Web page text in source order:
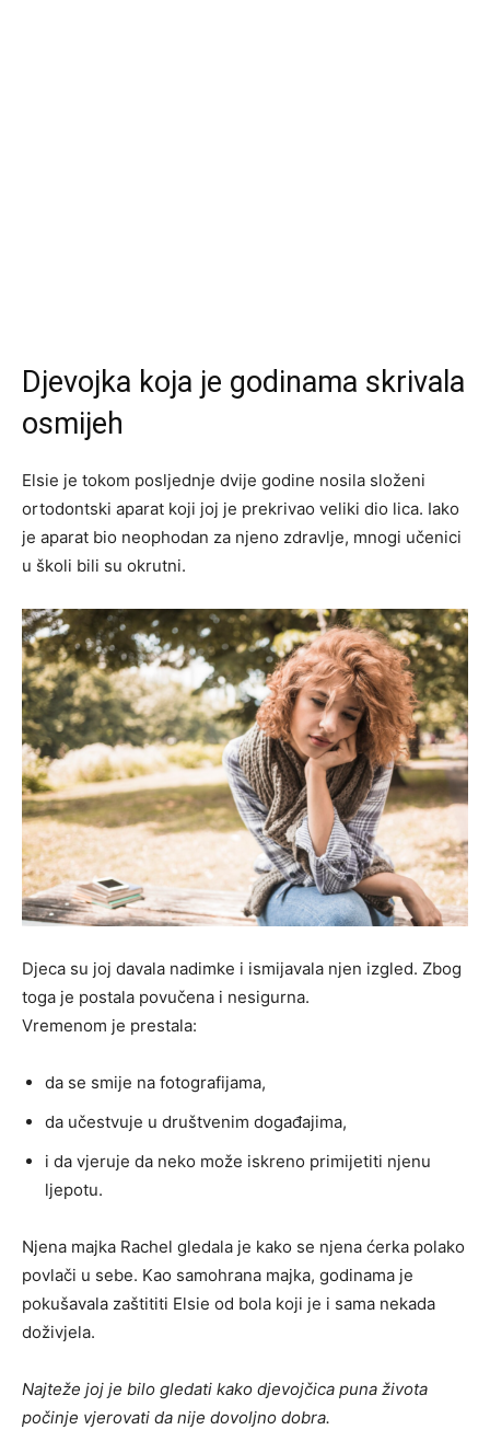
Djevojka koja je godinama skrivala
osmijeh
Elsie je tokom posljednje dvije godine nosila složeni
ortodontski aparat koji joj je prekrivao veliki dio lica. Iako
je aparat bio neophodan za njeno zdravlje, mnogi učenici
u školi bili su okrutni.
Djeca su joj davala nadimke i ismijavala njen izgled. Zbog
toga je postala povučena i nesigurna.
Vremenom je prestala:
da se smije na fotografijama,
da učestvuje u društvenim događajima,
i da vjeruje da neko može iskreno primijetiti njenu
ljepotu.
Njena majka Rachel gledala je kako se njena ćerka polako
povlači u sebe. Kao samohrana majka, godinama je
pokušavala zaštititi Elsie od bola koji je i sama nekada
doživjela.
Najteže joj je bilo gledati kako djevojčica puna života
počinje vjerovati da nije dovoljno dobra.